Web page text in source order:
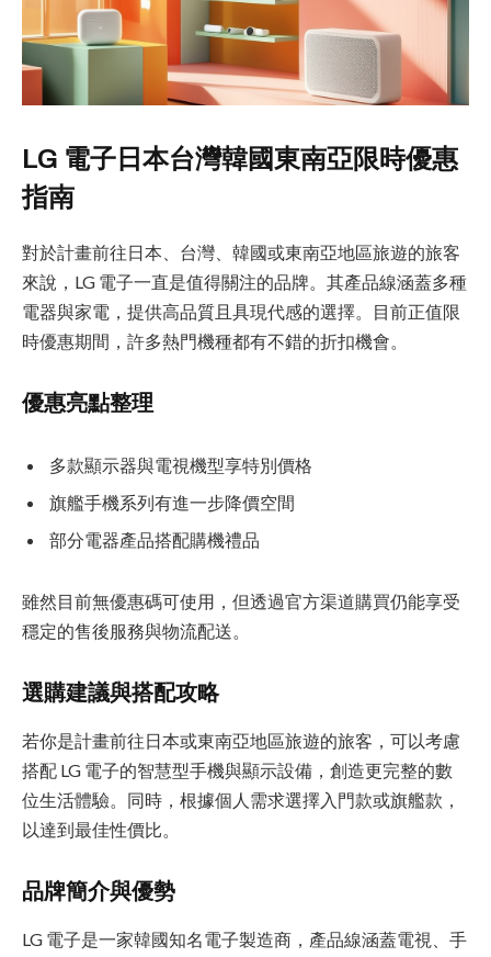
LG 電子日本台灣韓國東南亞限時優惠
指南
對於計畫前往日本、台灣、韓國或東南亞地區旅遊的旅客
來說，LG 電子一直是值得關注的品牌。其產品線涵蓋多種
電器與家電，提供高品質且具現代感的選擇。目前正值限
時優惠期間，許多熱門機種都有不錯的折扣機會。
優惠亮點整理
多款顯示器與電視機型享特別價格
旗艦手機系列有進一步降價空間
部分電器產品搭配購機禮品
雖然目前無優惠碼可使用，但透過官方渠道購買仍能享受
穩定的售後服務與物流配送。
選購建議與搭配攻略
若你是計畫前往日本或東南亞地區旅遊的旅客，可以考慮
搭配 LG 電子的智慧型手機與顯示設備，創造更完整的數
位生活體驗。同時，根據個人需求選擇入門款或旗艦款，
以達到最佳性價比。
品牌簡介與優勢
LG 電子是一家韓國知名電子製造商，產品線涵蓋電視、手